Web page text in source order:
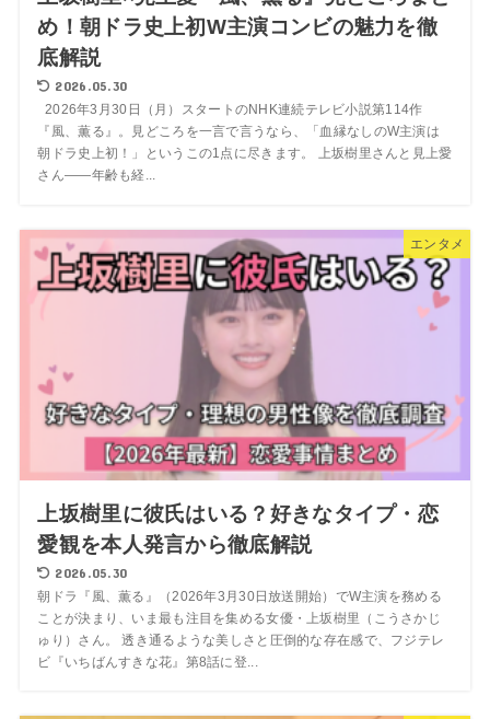
め！朝ドラ史上初W主演コンビの魅力を徹
底解説
2026.05.30
2026年3月30日（月）スタートのNHK連続テレビ小説第114作
『風、薫る』。見どころを一言で言うなら、「血縁なしのW主演は
朝ドラ史上初！」というこの1点に尽きます。 上坂樹里さんと見上愛
さん——年齢も経...
エンタメ
上坂樹里に彼氏はいる？好きなタイプ・恋
愛観を本人発言から徹底解説
2026.05.30
朝ドラ『風、薫る』（2026年3月30日放送開始）でW主演を務める
ことが決まり、いま最も注目を集める女優・上坂樹里（こうさかじ
ゅり）さん。 透き通るような美しさと圧倒的な存在感で、フジテレ
ビ『いちばんすきな花』第8話に登...